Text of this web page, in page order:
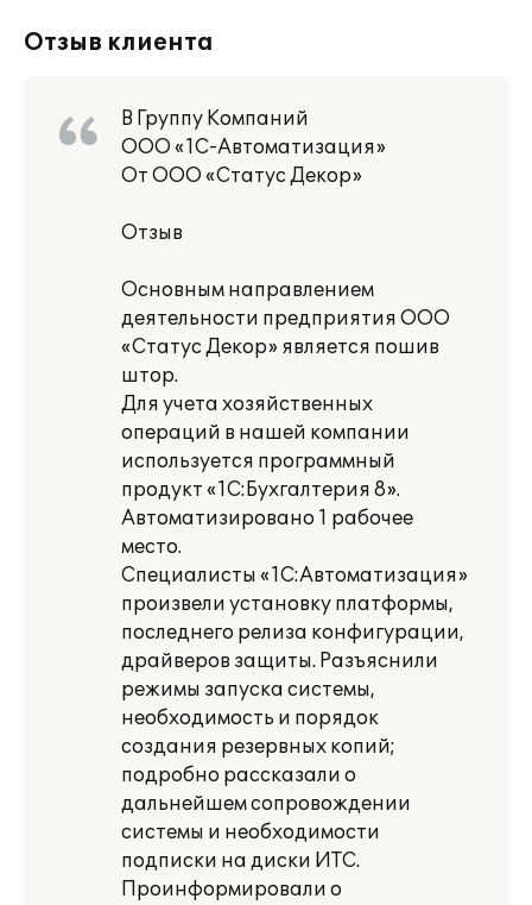
Отзыв клиента
В Группу Компаний
ООО «1С-Автоматизация»
От ООО «Статус Декор»
Отзыв
Основным направлением
деятельности предприятия ООО
«Статус Декор» является пошив
штор.
Для учета хозяйственных
операций в нашей компании
используется программный
продукт «1С:Бухгалтерия 8».
Автоматизировано 1 рабочее
место.
Специалисты «1С:Автоматизация»
произвели установку платформы,
последнего релиза конфигурации,
драйверов защиты. Разъяснили
режимы запуска системы,
необходимость и порядок
создания резервных копий;
подробно рассказали о
дальнейшем сопровождении
системы и необходимости
подписки на диски ИТС.
Проинформировали о